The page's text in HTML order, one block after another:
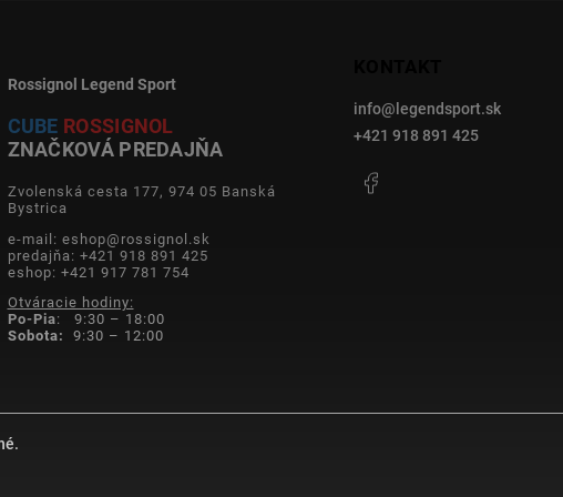
Rossignol Legend Sport
CUBE ROSSIGNOL
ZNAČKOVÁ PREDAJŇA
Zvolenská cesta 177, 974 05 Banská
Bystrica
e-mail: eshop@rossignol.sk
predajňa: +421 918 891 425
eshop: +421 917 781 754
Otváracie hodiny:
Po-Pia: 9:30 – 18:00
Sobota: 9:30 – 12:00
info@ legendsport.sk
+421 918 891 425